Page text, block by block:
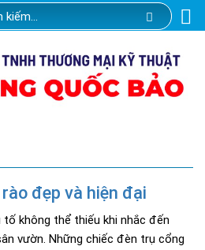
đẹp và hiện đại
tố không thể thiếu khi nhắc đến
vườn. Những chiếc đèn trụ cổng